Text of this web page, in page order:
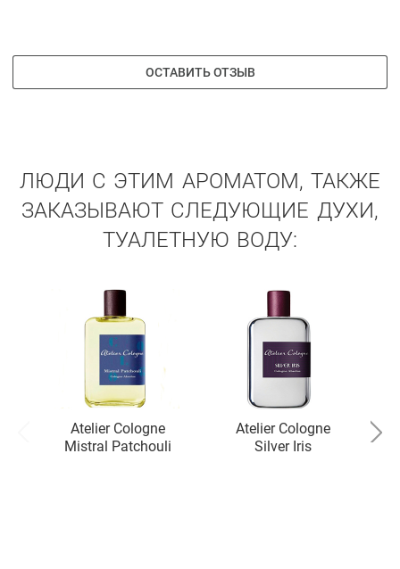
ОСТАВИТЬ ОТЗЫВ
ЛЮДИ С ЭТИМ АРОМАТОМ, ТАКЖЕ
ЗАКАЗЫВАЮТ СЛЕДУЮЩИЕ ДУХИ,
ТУАЛЕТНУЮ ВОДУ:
Atelier Cologne
Mistral Patchouli
Atelier Cologne
Silver Iris